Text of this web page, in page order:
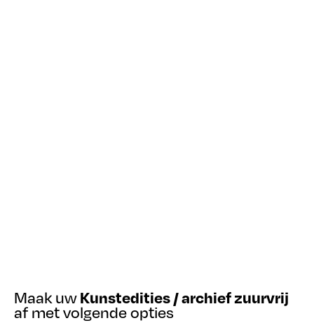
Maak uwKunstedities / archief zuurvrij
af met volgende opties